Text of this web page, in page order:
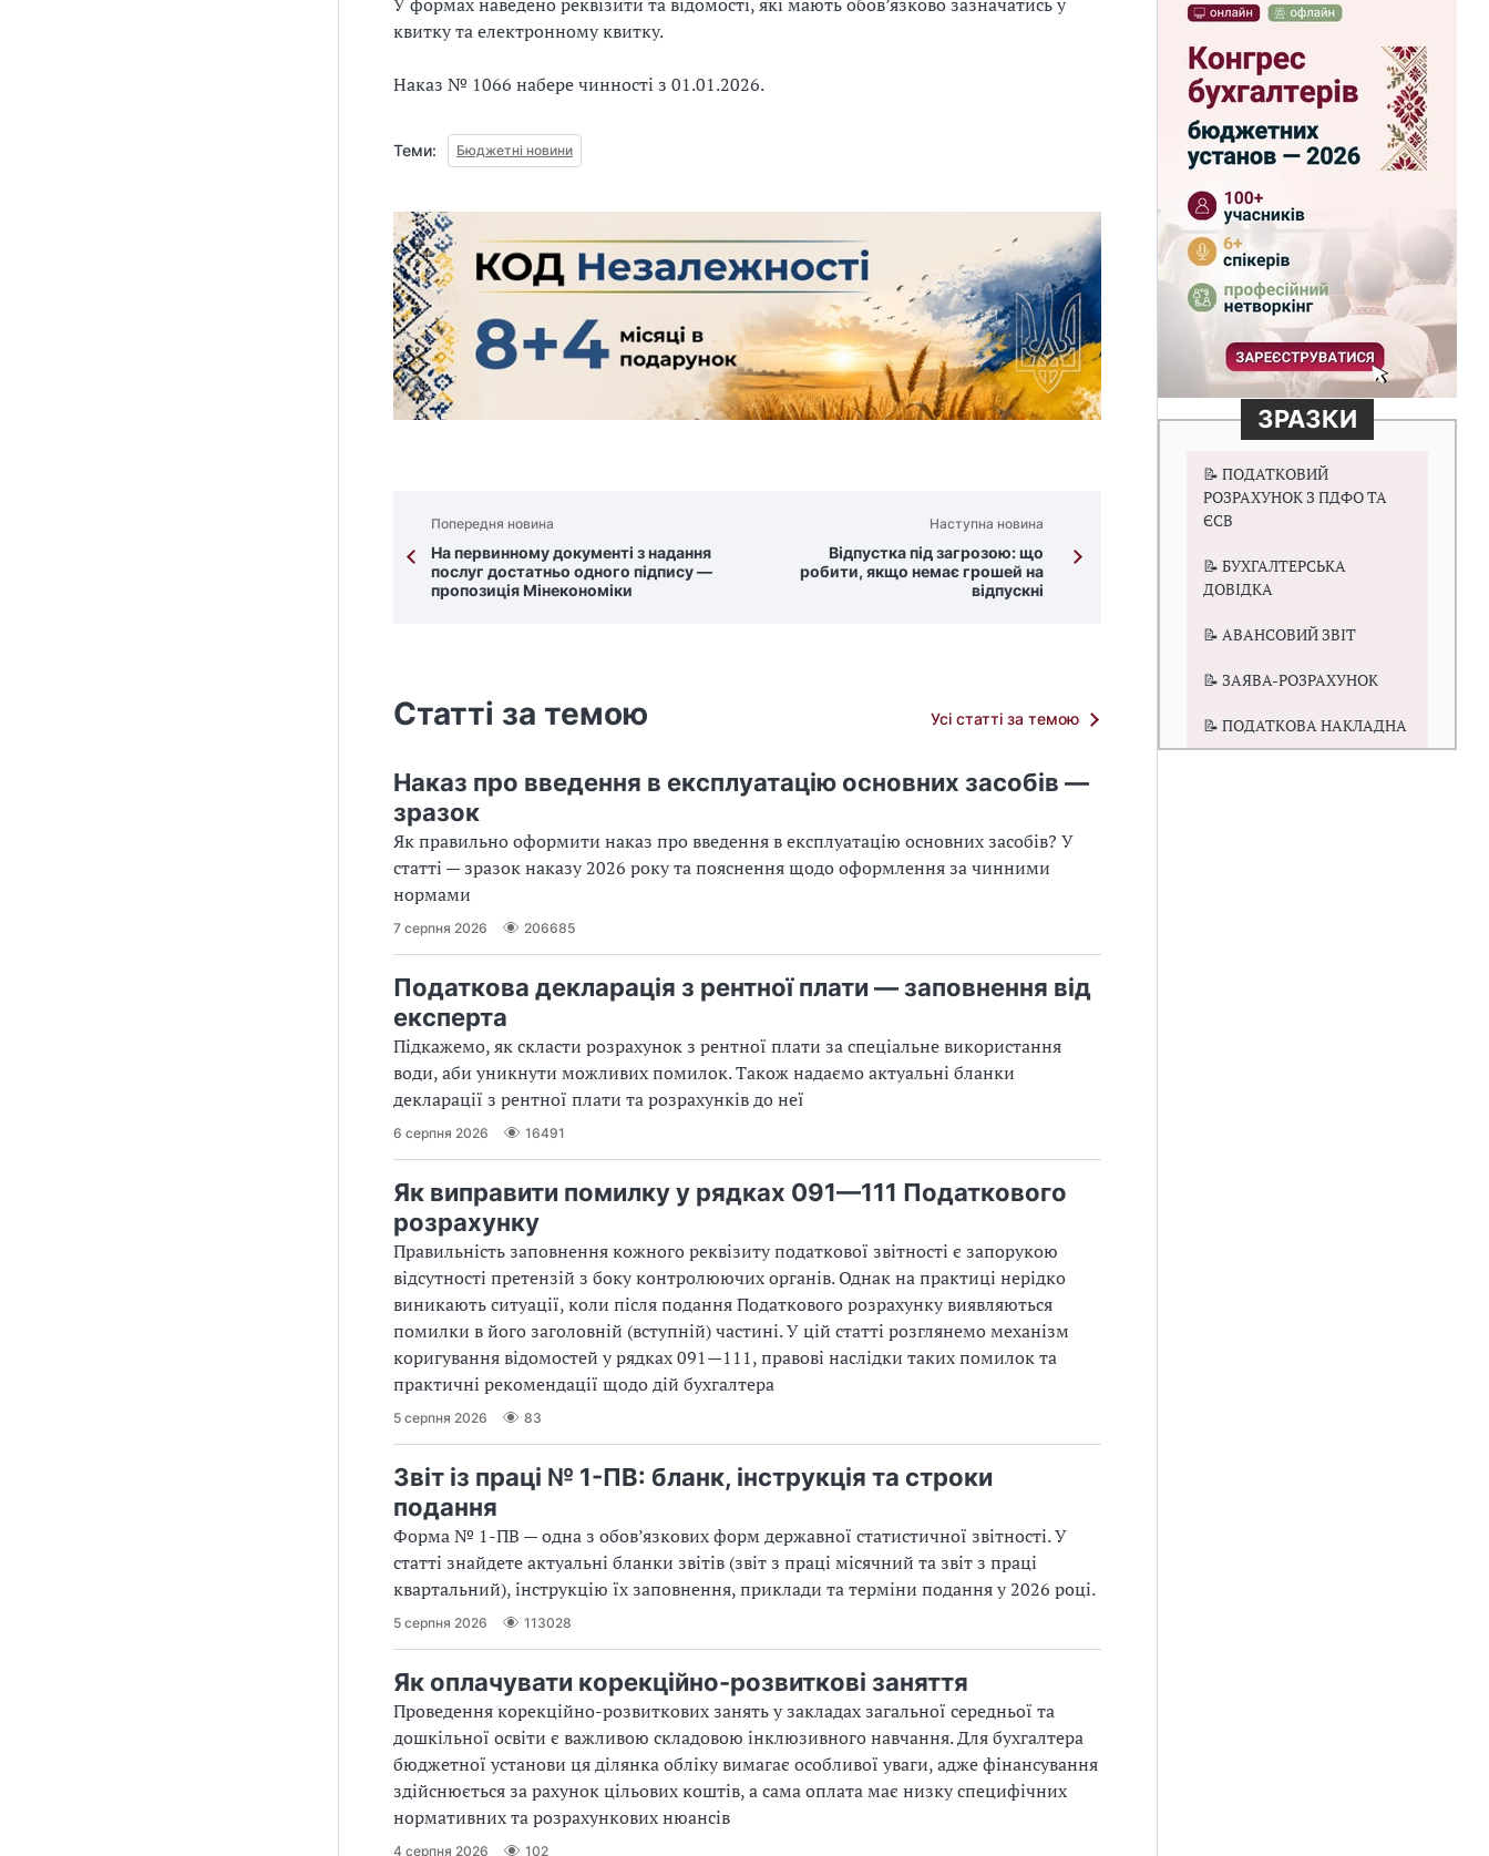
квитку та електронному квитку.
Наказ № 1066 набере чинності з 01.01.2026.
Теми: Бюджетні новини
Попередня новина
На первинному документі з надання
послуг достатньо одного підпису —
пропозиція Мінекономіки
Наступна новина
Відпустка під загрозою: що
робити, якщо немає грошей на
відпускні
Статті за темою Усі статті за темою
Наказ про введення в експлуатацію основних засобів —
зразок
Як правильно оформити наказ про введення в експлуатацію основних засобів? У
статті — зразок наказу 2026 року та пояснення щодо оформлення за чинними
нормами
7 серпня 2026 206685
Податкова декларація з рентної плати — заповнення від
експерта
Підкажемо, як скласти розрахунок з рентної плати за спеціальне використання
води, аби уникнути можливих помилок. Також надаємо актуальні бланки
декларації з рентної плати та розрахунків до неї
6 серпня 2026 16491
Як виправити помилку у рядках 091—111 Податкового
розрахунку
Правильність заповнення кожного реквізиту податкової звітності є запорукою
відсутності претензій з боку контролюючих органів. Однак на практиці нерідко
виникають ситуації, коли після подання Податкового розрахунку виявляються
помилки в його заголовній (вступній) частині. У цій статті розглянемо механізм
коригування відомостей у рядках 091—111, правові наслідки таких помилок та
практичні рекомендації щодо дій бухгалтера
5 серпня 2026 83
Звіт із праці № 1-ПВ: бланк, інструкція та строки
подання
Форма № 1-ПВ — одна з обов’язкових форм державної статистичної звітності. У
статті знайдете актуальні бланки звітів (звіт з праці місячний та звіт з праці
квартальний), інструкцію їх заповнення, приклади та терміни подання у 2026 році.
5 серпня 2026 113028
Як оплачувати корекційно-розвиткові заняття
Проведення корекційно-розвиткових занять у закладах загальної середньої та
дошкільної освіти є важливою складовою інклюзивного навчання. Для бухгалтера
бюджетної установи ця ділянка обліку вимагає особливої уваги, адже фінансування
здійснюється за рахунок цільових коштів, а сама оплата має низку специфічних
нормативних та розрахункових нюансів
4 серпня 2026 102
ЗРАЗКИ
📝 ПОДАТКОВИЙ
РОЗРАХУНОК З ПДФО ТА
ЄСВ
📝 БУХГАЛТЕРСЬКА
ДОВІДКА
📝 АВАНСОВИЙ ЗВІТ
📝 ЗАЯВА-РОЗРАХУНОК
📝 ПОДАТКОВА НАКЛАДНА